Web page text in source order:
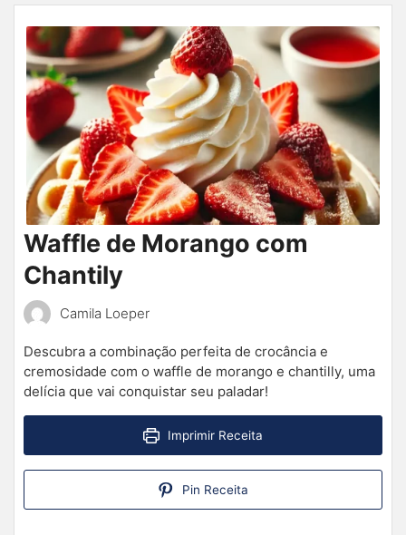
Waffle de Morango com
Chantily
Camila Loeper
Descubra a combinação perfeita de crocância e
cremosidade com o waffle de morango e chantilly, uma
delícia que vai conquistar seu paladar!
Imprimir Receita
Pin Receita